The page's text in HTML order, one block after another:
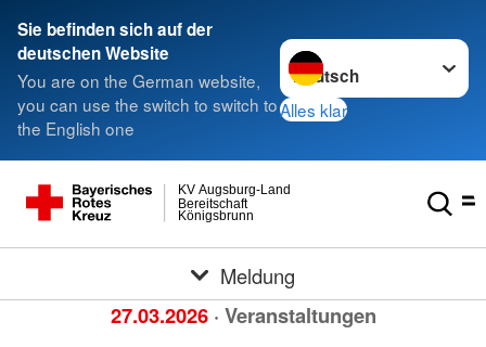
Sie befinden sich auf der
deutschen Website
You are on the German website,
you can use the switch to switch to
the English one
Sprache wechseln zu
Alles klar
Königsbrunn
Bereitschaft
KV Augsburg-Land
Meldung
27.03.2026 · Veranstaltungen